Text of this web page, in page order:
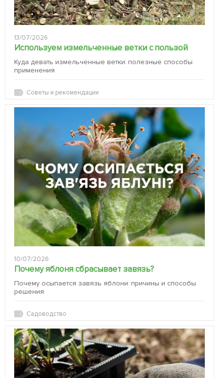
13/07/2026
Используем измельченные ветки с пользой
Куда девать измельченные ветки: полезные способы
применения
Советы и рекомендации
10/07/2026
Почему яблоня сбрасывает завязь?
Почему осыпается завязь яблони: причины и способы
решения
Садоводство